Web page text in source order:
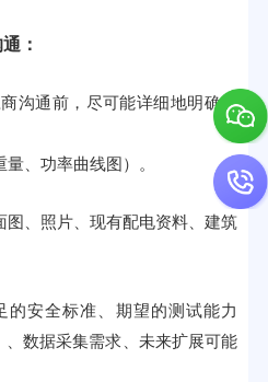
：
沟通前，尽可能详细地明确自
、功率曲线图）。
图、照片、现有配电资料、建筑
的安全标准、期望的测试能力
、数据采集需求、未来扩展可能